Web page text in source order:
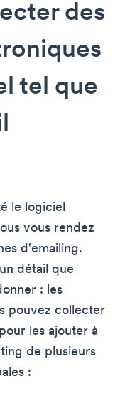
des
tel que
le logiciel
vous rendez
d'emailing.
détail que
: les
pouvez collecter
les ajouter à
de plusieurs
: